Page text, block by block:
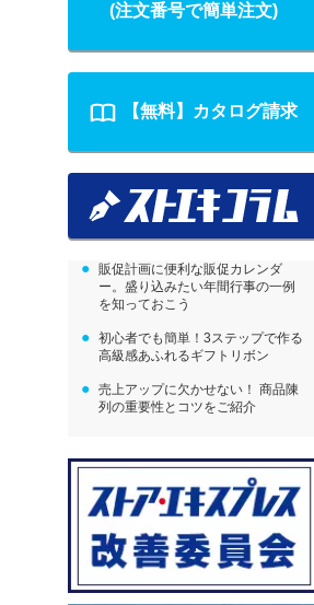
(注文番号で簡単注文)
【無料】カタログ請求
販促計画に便利な販促カレンダ
ー。盛り込みたい年間行事の一例
を知っておこう
初心者でも簡単！3ステップで作る
高級感あふれるギフトリボン
売上アップに欠かせない！ 商品陳
列の重要性とコツをご紹介